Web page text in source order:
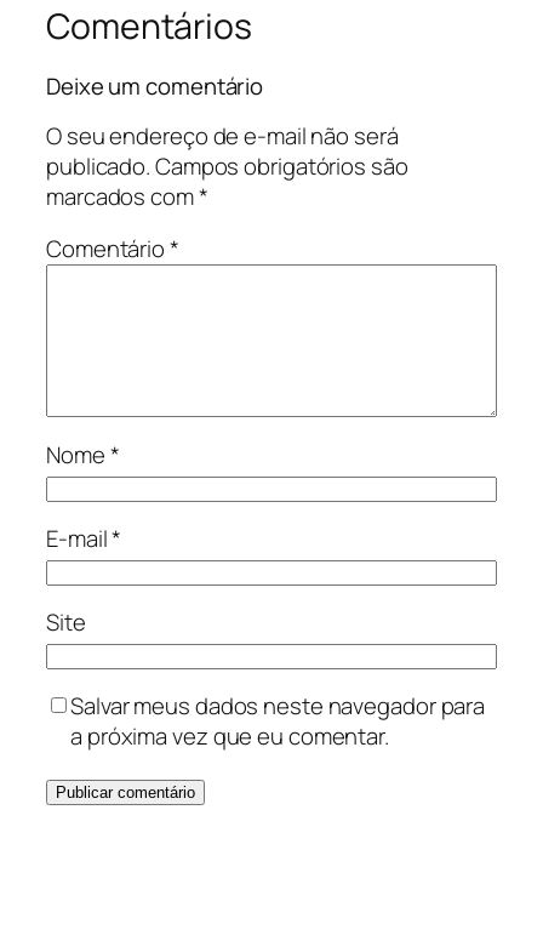
Comentários
Deixe um comentário
O seu endereço de e-mail não será
publicado.Campos obrigatórios são
marcados com*
Comentário*
Nome*
E-mail*
Site
Salvar meus dados neste navegador para
a próxima vez que eu comentar.